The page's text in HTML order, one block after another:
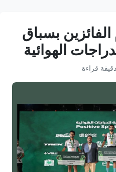
بسباق
الهوائية